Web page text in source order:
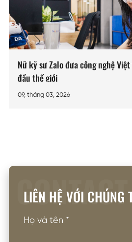
Nữ kỹ sư Zalo đưa công nghệ
đầu thế giới
09, tháng 03, 2026
CONTACT
LIÊN HỆ VỚI CHÚNG
Họ và tên *